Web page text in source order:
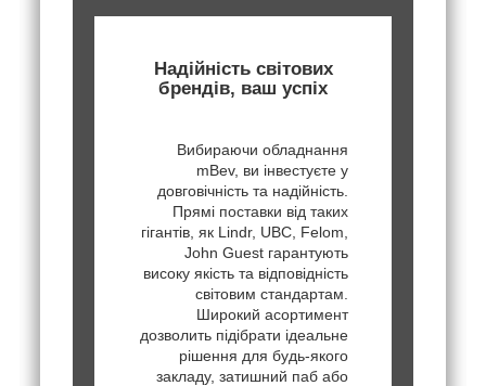
Надійність світових
брендів, ваш успіх
Вибираючи обладнання
mBev, ви інвестуєте у
довговічність та надійність.
Прямі поставки від таких
гігантів, як Lindr, UBC, Felom,
John Guest гарантують
високу якість та відповідність
світовим стандартам.
Широкий асортимент
дозволить підібрати ідеальне
рішення для будь-якого
закладу, затишний паб або